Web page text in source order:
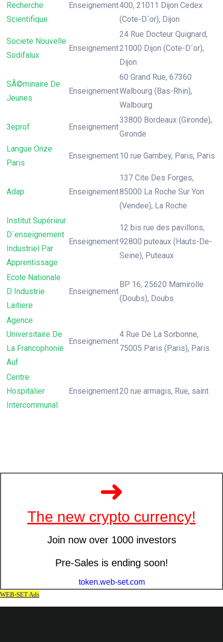
Recherche
Scientifique
Enseignement400, 21011 Dijon Cedex
(Cote-D´or), Dijon
Societe Nouvelle
Sodifalux
Enseignement
24 Rue Docteur Quignard,
21000 Dijon (Cote-D´or),
Dijon
SÃ©minaire De
Jeunes
Enseignement
60 Grand Rue, 67360
Walbourg (Bas-Rhin),
Walbourg
3eprof Enseignement
33800 Bordeaux (Gironde),
Gironde
Langue Onze
Paris
Enseignement10 rue Gambey, Paris, Paris
Adap Enseignement
137 Cite Des Forges,
85000 La Roche Sur Yon
(Vendee), La Roche
Institut Supérieur
D´enseignement
Industriel Par
Apprentissage
Enseignement
12 bis rue des pavillons,
92800 puteaux (Hauts-De-
Seine), Puteaux
Ecole Nationale
D Industrie
Laitiere
Enseignement
BP 16, 25620 Mamirolle
(Doubs), Doubs
Agence
Universitaire De
La Francophonie
Auf
Enseignement
4 Rue De La Sorbonne,
75005 Paris (Paris), Paris
Centre
Hospitalier
Intercommunal
Enseignement20 rue armagis, Rue, saint